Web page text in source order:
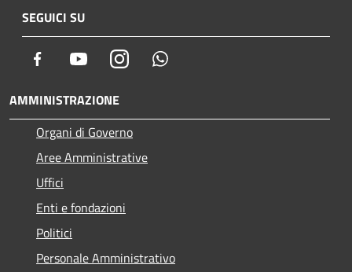
SEGUICI SU
Facebook YoutubeInstagram
AMMINISTRAZIONE
Organi di Governo
Aree Amministrative
Uffici
Enti e fondazioni
Politici
Personale Amministrativo